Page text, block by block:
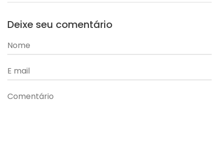
Deixe seu comentário